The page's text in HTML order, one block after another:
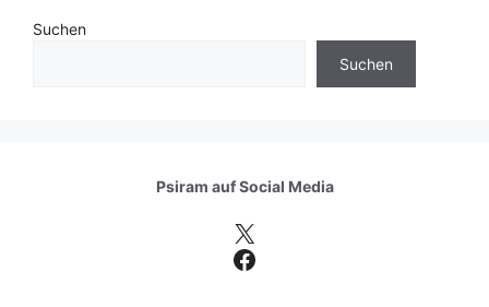
Suchen
Suchen
Psiram aufSocial Media
X
Facebook